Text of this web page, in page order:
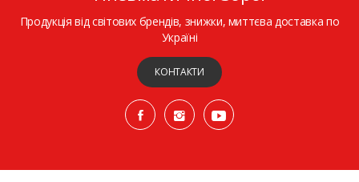
Продукція від світових брендів, знижки, миттєва доставка по
Україні
КОНТАКТИ